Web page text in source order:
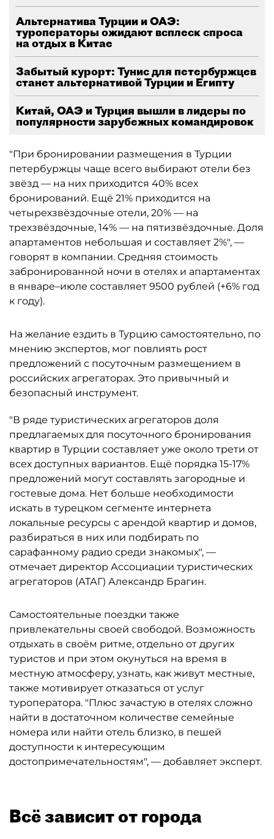
Альтернатива Турции и ОАЭ:
туроператоры ожидают всплеск спроса
на отдых в Китае
Забытый курорт: Тунис для петербуржцев
станет альтернативой Турции и Египту
Китай, ОАЭ и Турция вышли в лидеры по
популярности зарубежных командировок
"При бронировании размещения в Турции
петербуржцы чаще всего выбирают отели без
звёзд — на них приходится 40% всех
бронирований. Ещё 21% приходится на
четырехзвёздочные отели, 20% — на
трехзвёздочные, 14% — на пятизвёздочные. Доля
апартаментов небольшая и составляет 2%", —
говорят в компании. Средняя стоимость
забронированной ночи в отелях и апартаментах
в январе–июле составляет 9500 рублей (+6% год
к году).
На желание ездить в Турцию самостоятельно, по
мнению экспертов, мог повлиять рост
предложений с посуточным размещением в
российских агрегаторах. Это привычный и
безопасный инструмент.
"В ряде туристических агрегаторов доля
предлагаемых для посуточного бронирования
квартир в Турции составляет уже около трети от
всех доступных вариантов. Ещё порядка 15-17%
предложений могут составлять загородные и
гостевые дома. Нет больше необходимости
искать в турецком сегменте интернета
локальные ресурсы с арендой квартир и домов,
разбираться в них или подбирать по
сарафанному радио среди знакомых", —
отмечает директор Ассоциации туристических
агрегаторов (АТАГ) Александр Брагин.
Самостоятельные поездки также
привлекательны своей свободой. Возможность
отдыхать в своём ритме, отдельно от других
туристов и при этом окунуться на время в
местную атмосферу, узнать, как живут местные,
также мотивирует отказаться от услуг
туроператора. "Плюс зачастую в отелях сложно
найти в достаточном количестве семейные
номера или найти отель близко, в пешей
доступности к интересующим
достопримечательностям", — добавляет эксперт.
Всё зависит от города